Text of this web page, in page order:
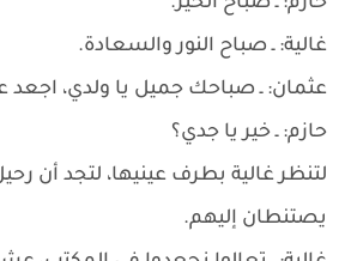
غالية: ـ صباح النور والسعادة.
عثمان: ـ صباحك جميل يا ولدي،
حازم: ـ خير يا جدي؟
لتنظر غالية بطرف عينيها، لتجد أن
يصتنطان إليهم.